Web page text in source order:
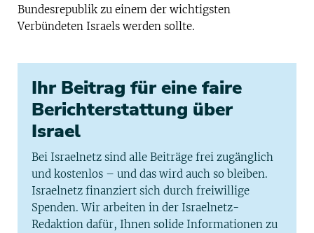
Bundesrepublik zu einem der wichtigsten
Verbündeten Israels werden sollte.
Ihr Beitrag für eine faire
Berichterstattung über
Israel
Bei Israelnetz sind alle Beiträge frei zugänglich
und kostenlos – und das wird auch so bleiben.
Israelnetz finanziert sich durch freiwillige
Spenden. Wir arbeiten in der Israelnetz-
Redaktion dafür, Ihnen solide Informationen zu